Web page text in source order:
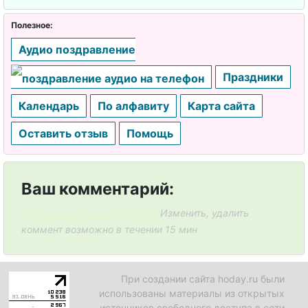
Полезное:
Аудио поздравление
Праздники
Календарь По алфавиту
Карта сайта
Оставить отзыв
Помощь
Ваш комментарий:
Изменить, удалить
коммент возможно в течении 15 мин
При создании сайта hoday.ru были
использованы материалы из открытых